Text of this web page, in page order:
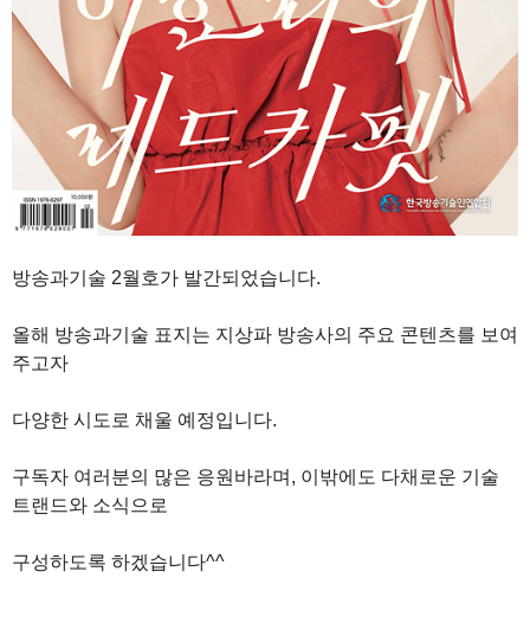
방송과기술 2월호가 발간되었습니다.
올해 방송과기술 표지는 지상파 방송사의 주요 콘텐츠를 보여
주고자
다양한 시도로 채울 예정입니다.
구독자 여러분의 많은 응원바라며, 이밖에도 다채로운 기술
트랜드와 소식으로
구성하도록 하겠습니다^^